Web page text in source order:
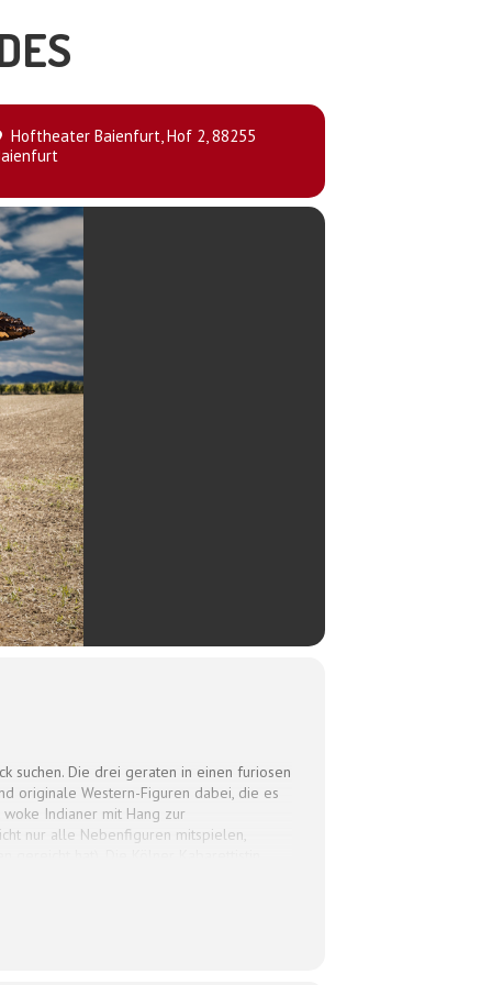
Hoftheater Baienfurt, Hof 2, 88255
suchen. Die drei geraten in einen furiosen
originale Western-Figuren dabei, die es
Indianer mit Hang zur
nur alle Nebenfiguren mitspielen,